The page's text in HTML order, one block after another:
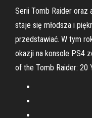
Serii Tomb Raider oraz
staje się młodsza i
przedstawiać. W tym
okazji na konsole PS4
of the Tomb Raider: 20